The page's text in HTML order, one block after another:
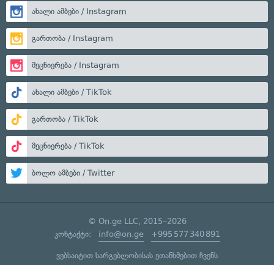
ახალი ამბები / Instagram
გართობა / Instagram
მეცნიერება / Instagram
ახალი ამბები / TikTok
გართობა / TikTok
მეცნიერება / TikTok
ბოლო ამბები / Twitter
© On.ge LLC, 2015–2026
კონტაქტი: info@on.ge +995 577 340 891
ვებსაიტით სარგებლობისას ეთანხმებით ჩვენს